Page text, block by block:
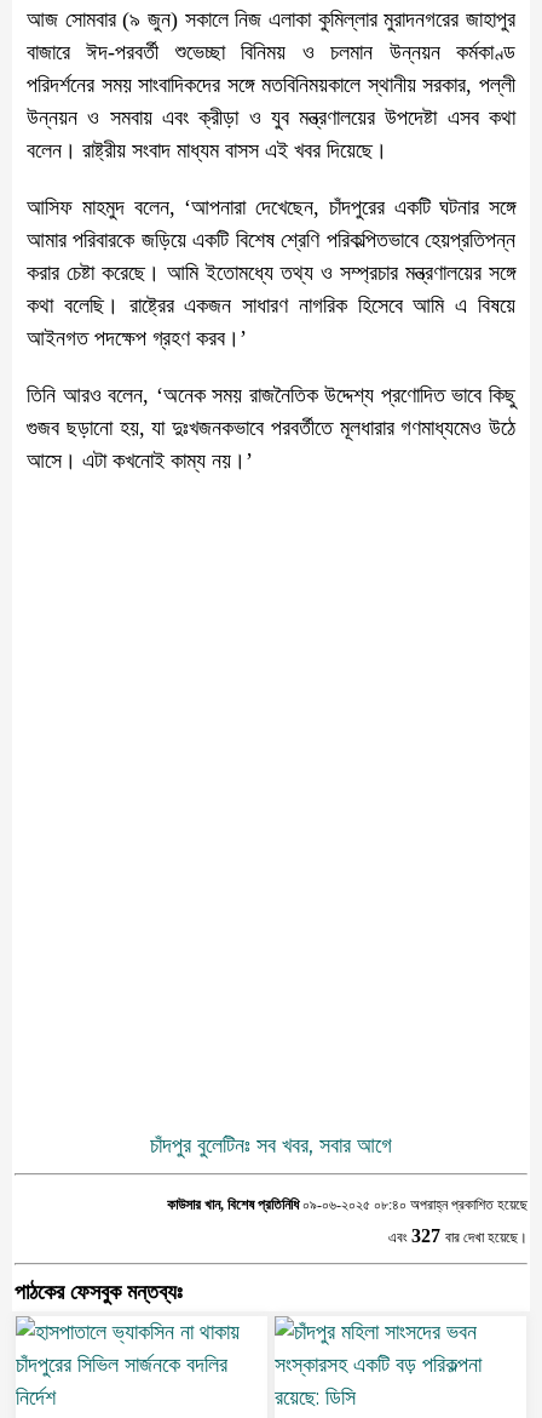
আজ সোমবার (৯ জুন) সকালে নিজ এলাকা কুমিল্লার মুরাদনগরের জাহাপুর
বাজারে ঈদ-পরবর্তী শুভেচ্ছা বিনিময় ও চলমান উন্নয়ন কর্মকাণ্ড
পরিদর্শনের সময় সাংবাদিকদের সঙ্গে মতবিনিময়কালে স্থানীয় সরকার, পল্লী
উন্নয়ন ও সমবায় এবং ক্রীড়া ও যুব মন্ত্রণালয়ের উপদেষ্টা এসব কথা
বলেন। রাষ্ট্রীয় সংবাদ মাধ্যম বাসস এই খবর দিয়েছে।
আসিফ মাহমুদ বলেন, ‘আপনারা দেখেছেন, চাঁদপুরের একটি ঘটনার সঙ্গে
আমার পরিবারকে জড়িয়ে একটি বিশেষ শ্রেণি পরিকল্পিতভাবে হেয়প্রতিপন্ন
করার চেষ্টা করেছে। আমি ইতোমধ্যে তথ্য ও সম্প্রচার মন্ত্রণালয়ের সঙ্গে
কথা বলেছি। রাষ্ট্রের একজন সাধারণ নাগরিক হিসেবে আমি এ বিষয়ে
আইনগত পদক্ষেপ গ্রহণ করব।’
তিনি আরও বলেন, ‘অনেক সময় রাজনৈতিক উদ্দেশ্য প্রণোদিত ভাবে কিছু
গুজব ছড়ানো হয়, যা দুঃখজনকভাবে পরবর্তীতে মূলধারার গণমাধ্যমেও উঠে
আসে। এটা কখনোই কাম্য নয়।’
চাঁদপুর বুলেটিনঃ সব খবর, সবার আগে
কাউসার খান, বিশেষ প্রতিনিধি০৯-০৬-২০২৫ ০৮:৪০ অপরাহ্ন প্রকাশিত হয়েছে
এবং 327 বার দেখা হয়েছে।
পাঠকের ফেসবুক মন্তব্যঃ